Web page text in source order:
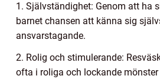
1. Självständighet: Genom att ha
barnet chansen att känna sig
ansvarstagande.
2. Rolig och stimulerande:
ofta i roliga och lockande